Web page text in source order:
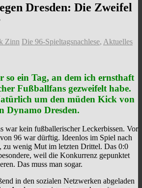
Dresden: Die Zweifel
Zinn Die 96-Spieltagsnachlese, Aktuelles
so ein Tag, an dem ich ernsthaft
Fußballfans gezweifelt habe.
um den müden Kick von
Dynamo Dresden.
war kein fußballerischer Leckerbissen. Vor
96 war dürftig. Ideenlos im Spiel nach
zu wenig Mut im letzten Drittel. Das 0:0
weil die Konkurrenz gepunktet
Das muss man sogar.
in den sozialen Netzwerken abgeladen